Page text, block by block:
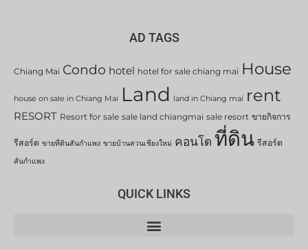
AD TAGS
Chiang Mai Condo hotel hotel for sale chiang mai House
house on sale in Chiang Mai Land land in Chiang mai rent
RESORT Resort for sale sale land chiangmai sale resort ขายกิจการ
รีสอร์ต ขายที่ดินสันกำแพง ขายบ้านสวนเชียงใหม่ คอนโด ที่ดิน รีสอร์ต
สันกำแพง
QUICK LINKS